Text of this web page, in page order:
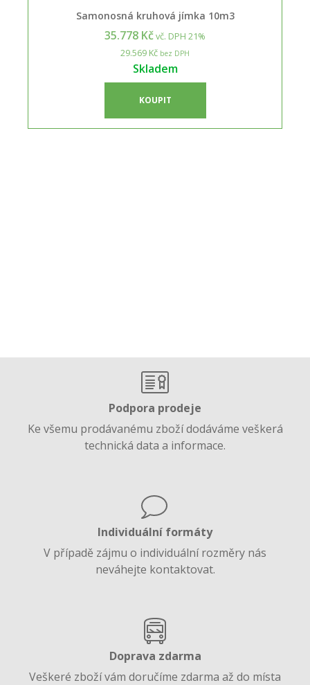
Samonosná kruhová jímka 10m3
35.778 Kčvč. DPH 21%
29.569 Kč bez DPH
Skladem
KOUPIT
Podpora prodeje
Ke všemu prodávanému zboží dodáváme veškerá
technická data a informace.
Individuální formáty
V případě zájmu o individuální rozměry nás
neváhejte kontaktovat.
Doprava zdarma
Veškeré zboží vám doručíme zdarma až do místa